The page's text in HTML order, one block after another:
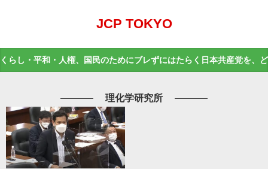
JCP TOKYO
くらし・平和・人権、国民のためにブレずにはたらく日本共産党を、
理化学研究所